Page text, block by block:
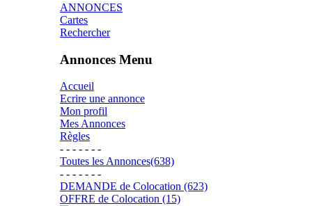
ANNONCES
Cartes
Rechercher
Annonces Menu
Accueil
Ecrire une annonce
Mon profil
Mes Annonces
Règles
- - - - - - -
Toutes les Annonces(638)
- - - - - - -
DEMANDE de Colocation (623)
OFFRE de Colocation (15)